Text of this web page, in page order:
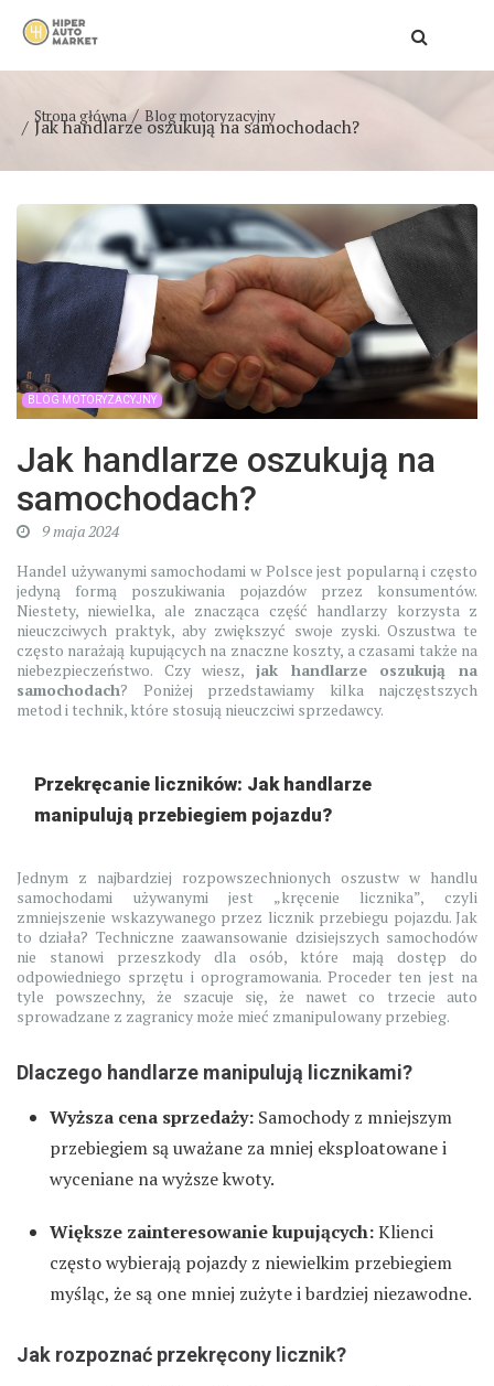
Strona główna Blog motoryzacyjny
Jak handlarze oszukują na samochodach?
BLOG MOTORYZACYJNY
Jak handlarze oszukują na
samochodach?
9 maja 2024
Handel używanymi samochodami w Polsce jest popularną i często
jedyną formą poszukiwania pojazdów przez konsumentów.
Niestety, niewielka, ale znacząca część handlarzy korzysta z
nieuczciwych praktyk, aby zwiększyć swoje zyski. Oszustwa te
często narażają kupujących na znaczne koszty, a czasami także na
niebezpieczeństwo. Czy wiesz, jak handlarze oszukują na
samochodach? Poniżej przedstawiamy kilka najczęstszych
metod i technik, które stosują nieuczciwi sprzedawcy.
Przekręcanie liczników: Jak handlarze
manipulują przebiegiem pojazdu?
Jednym z najbardziej rozpowszechnionych oszustw w handlu
samochodami używanymi jest „kręcenie licznika”, czyli
zmniejszenie wskazywanego przez licznik przebiegu pojazdu. Jak
to działa? Techniczne zaawansowanie dzisiejszych samochodów
nie stanowi przeszkody dla osób, które mają dostęp do
odpowiedniego sprzętu i oprogramowania. Proceder ten jest na
tyle powszechny, że szacuje się, że nawet co trzecie auto
sprowadzane z zagranicy może mieć zmanipulowany przebieg.
Dlaczego handlarze manipulują licznikami?
Wyższa cena sprzedaży: Samochody z mniejszym
przebiegiem są uważane za mniej eksploatowane i
wyceniane na wyższe kwoty.
Większe zainteresowanie kupujących:Klienci
często wybierają pojazdy z niewielkim przebiegiem
myśląc, że są one mniej zużyte i bardziej niezawodne.
Jak rozpoznać przekręcony licznik?